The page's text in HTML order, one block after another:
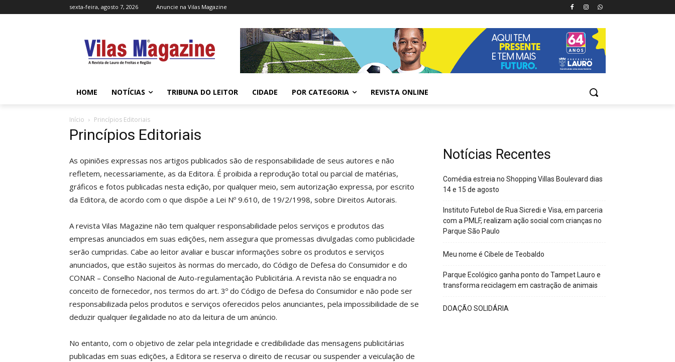
sexta-feira, agosto 7, 2026 Anuncie na Vilas Magazine
HOME NOTÍCIAS TRIBUNA DO LEITOR CIDADE POR CATEGORIA REVISTA ONLINE
Início Princípios Editoriais
Princípios Editoriais
As opiniões expressas nos artigos publicados são de responsabilidade de seus autores e não
refletem, necessariamente, as da Editora. É proibida a reprodução total ou parcial de matérias,
gráficos e fotos publicadas nesta edição, por qualquer meio, sem autorização expressa, por escrito
da Editora, de acordo com o que dispõe a Lei Nº 9.610, de 19/2/1998, sobre Direitos Autorais.
A revista Vilas Magazine não tem qualquer responsabilidade pelos serviços e produtos das
empresas anunciados em suas edições, nem assegura que promessas divulgadas como publicidade
serão cumpridas. Cabe ao leitor avaliar e buscar informações sobre os produtos e serviços
anunciados, que estão sujeitos às normas do mercado, do Código de Defesa do Consumidor e do
CONAR – Conselho Nacional de Auto-regulamentação Publicitária. A revista não se enquadra no
conceito de fornecedor, nos termos do art. 3º do Código de Defesa do Consumidor e não pode ser
responsabilizada pelos produtos e serviços oferecidos pelos anunciantes, pela impossibilidade de se
deduzir qualquer ilegalidade no ato da leitura de um anúncio.
No entanto, com o objetivo de zelar pela integridade e credibilidade das mensagens publicitárias
publicadas em suas edições, a Editora se reserva o direito de recusar ou suspender a veiculação de
Notícias Recentes
Comédia estreia no Shopping Villas Boulevard dias
14 e 15 de agosto
Instituto Futebol de Rua Sicredi e Visa, em parceria
com a PMLF, realizam ação social com crianças no
Parque São Paulo
Meu nome é Cibele de Teobaldo
Parque Ecológico ganha ponto do Tampet Lauro e
transforma reciclagem em castração de animais
DOAÇÃO SOLIDÁRIA